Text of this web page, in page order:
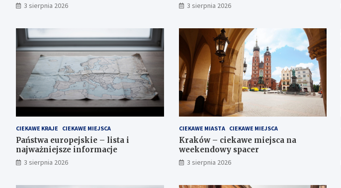
3 sierpnia 2026 3 sierpnia 2026
CIEKAWE KRAJE CIEKAWE MIEJSCA
Państwa europejskie – lista i
najważniejsze informacje
3 sierpnia 2026
CIEKAWE MIASTA CIEKAWE MIEJSCA
Kraków – ciekawe miejsca na
weekendowy spacer
3 sierpnia 2026